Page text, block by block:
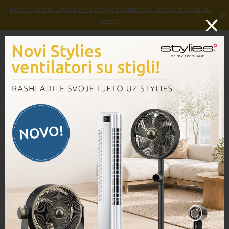
Novo u ponudi: Stylies Pets i Stylies ventilatori - provjerite ponudu
ovdje!
×
Prijava Košarica
Domov
/ Proizvodi / JUPITER – Odvlaživač zraka